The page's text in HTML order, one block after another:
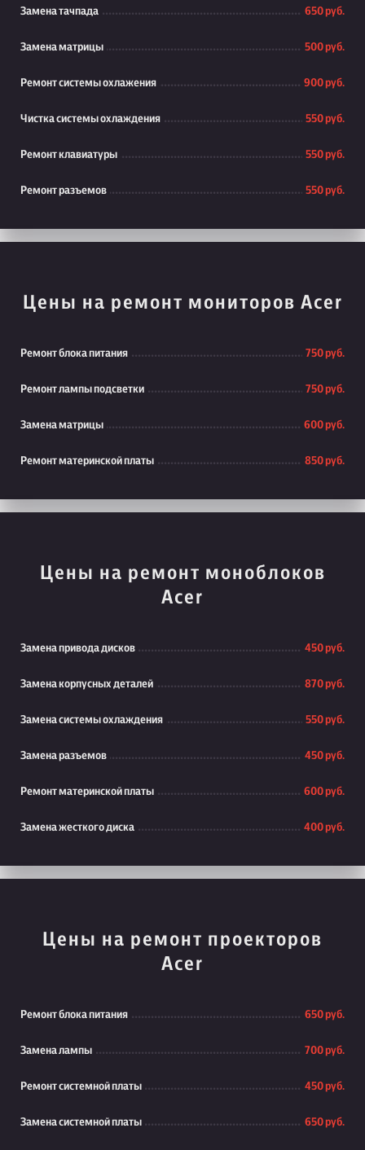
Замена тачпада 650 руб.
Замена матрицы 500 руб.
Ремонт системы охлажения 900 руб.
Чистка системы охлаждения 550 руб.
Ремонт клавиатуры 550 руб.
Ремонт разъемов 550 руб.
Цены на ремонт мониторов Acer
Ремонт блока питания 750 руб.
Ремонт лампы подсветки 750 руб.
Замена матрицы 600 руб.
Ремонт материнской платы 850 руб.
Цены на ремонт моноблоков
Acer
Замена привода дисков 450 руб.
Замена корпусных деталей 870 руб.
Замена системы охлаждения 550 руб.
Замена разъемов 450 руб.
Ремонт материнской платы 600 руб.
Замена жесткого диска 400 руб.
Цены на ремонт проекторов
Acer
Ремонт блока питания 650 руб.
Замена лампы 700 руб.
Ремонт системной платы 450 руб.
Замена системной платы 650 руб.